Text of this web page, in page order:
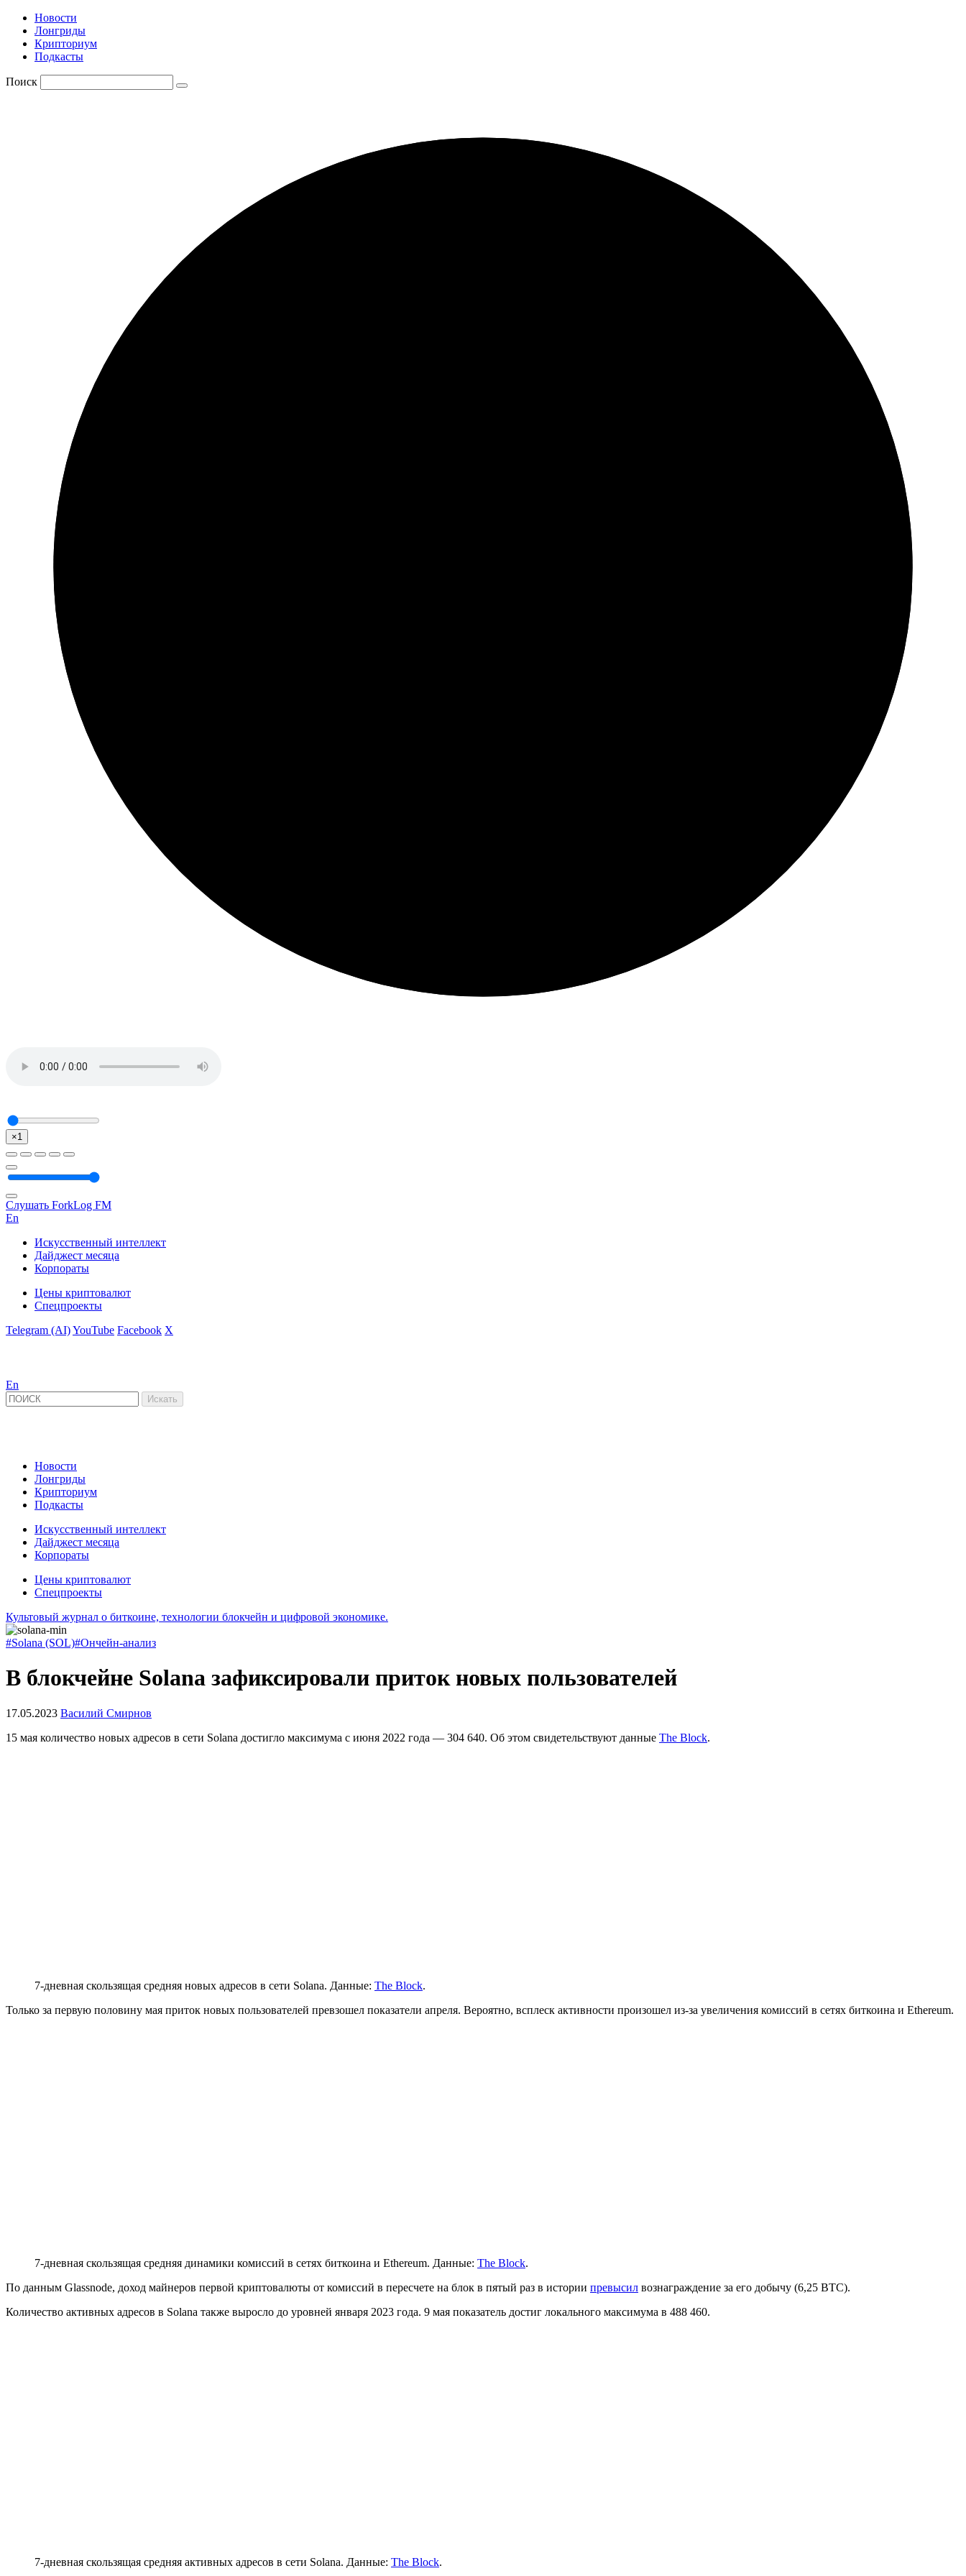
Новости
Лонгриды
Крипториум
Подкасты
Поиск
×1
Слушать ForkLog FM
En
Искусственный интеллект
Дайджест месяца
Корпораты
Цены криптовалют
Спецпроекты
Telegram (AI)YouTube Facebook X
En
Новости
Лонгриды
Крипториум
Подкасты
Искусственный интеллект
Дайджест месяца
Корпораты
Цены криптовалют
Спецпроекты
Культовый журнал о биткоине, технологии блокчейн и цифровой экономике.
#Solana (SOL)#Ончейн-анализ
В блокчейне Solana зафиксировали приток новых пользователей
17.05.2023 Василий Смирнов
15 мая количество новых адресов в сети Solana достигло максимума с июня 2022 года — 304 640. Об этом свидетельствуют данные The Block.
7-дневная скользящая средняя новых адресов в сети Solana. Данные: The Block.
Только за первую половину мая приток новых пользователей превзошел показатели апреля. Вероятно, всплеск активности произошел из-за увеличения комиссий в сетях биткоина и Ethereum.
7-дневная скользящая средняя динамики комиссий в сетях биткоина и Ethereum. Данные: The Block.
По данным Glassnode, доход майнеров первой криптовалюты от комиссий в пересчете на блок в пятый раз в истории превысил вознаграждение за его добычу (6,25 BTC).
Количество активных адресов в Solana также выросло до уровней января 2023 года. 9 мая показатель достиг локального максимума в 488 460.
7-дневная скользящая средняя активных адресов в сети Solana. Данные: The Block.